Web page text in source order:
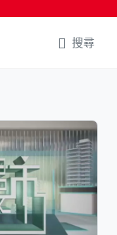
搜尋